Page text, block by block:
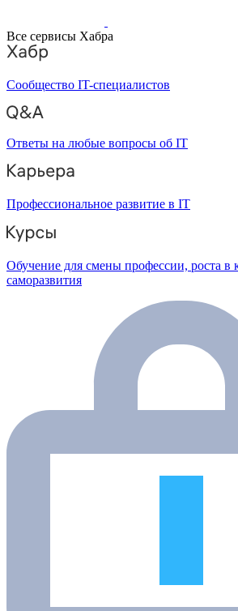
Все сервисы Хабра
Сообщество IT-специалистов
Ответы на любые вопросы об IT
Профессиональное развитие в IT
Обучение для смены профессии, роста в
саморазвития